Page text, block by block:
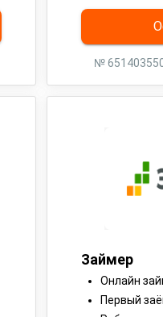
№
Займер
Онлайн
Первый